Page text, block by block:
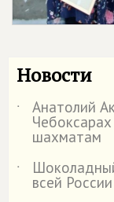
Новости
˙ Анатолий
шахматам
˙
всей России